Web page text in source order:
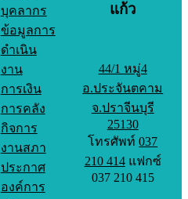
บุคลากร
ข้อมูลการ
ดำเนิน
งาน
การเงิน
การคลัง
กิจการ
งานสภา
ประกาศ
องค์การ
แก้ว
44/1 หมู่4
อ.ประจันตคาม
จ.ปราจีนบุรี
25130
โทรศัพท์037
210 414แฟกซ์
037 210 415